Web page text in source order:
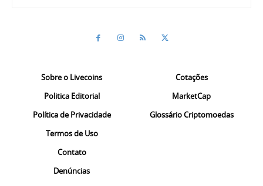
Sobre o Livecoins
Politica Editorial
Política de Privacidade
Termos de Uso
Contato
Denúncias
Cotações
MarketCap
Glossário Criptomoedas